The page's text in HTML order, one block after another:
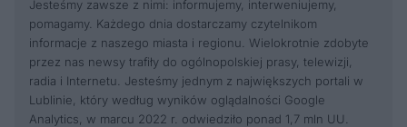
Jesteśmy zawsze z nimi: informujemy, interweniujemy,
pomagamy. Każdego dnia dostarczamy czytelnikom
informacje z naszego miasta i regionu. Wielokrotnie zdobyte
przez nas newsy trafiły do ogólnopolskiej prasy, telewizji,
radia i Internetu. Jesteśmy jednym z największych portali w
Lublinie, który według wyników oglądalności Google
Analytics, w marcu 2022 r. odwiedziło ponad 1,7 mln UU.